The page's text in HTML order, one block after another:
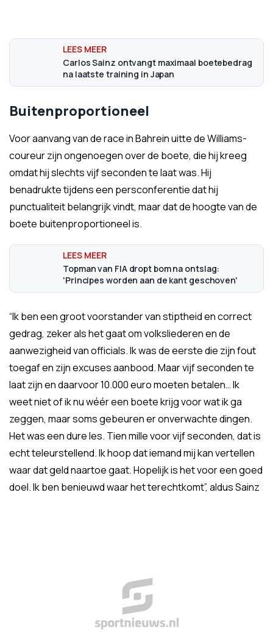
Carlos Sainz ontvangt maximaal boetebedrag
na laatste training in Japan
Buitenproportioneel
Voor aanvang van de race in Bahrein uitte de Williams-
coureur zijn ongenoegen over de boete, die hij kreeg
omdat hij slechts vijf seconden te laat was. Hij
benadrukte tijdens een persconferentie dat hij
punctualiteit belangrijk vindt, maar dat de hoogte van de
boete buitenproportioneel is.
Topman van FIA dropt bom na ontslag:
'Principes worden aan de kant geschoven'
“Ik ben een groot voorstander van stiptheid en correct
gedrag, zeker als het gaat om volksliederen en de
aanwezigheid van officials. Ik was de eerste die zijn fout
toegaf en zijn excuses aanbood. Maar vijf seconden te
laat zijn en daarvoor 10.000 euro moeten betalen… Ik
weet niet of ik nu wéér een boete krijg voor wat ik ga
zeggen, maar soms gebeuren er onverwachte dingen.
Het was een dure les. Tien mille voor vijf seconden, dat is
echt teleurstellend. Ik hoop dat iemand mij kan vertellen
waar dat geld naartoe gaat. Hopelijk is het voor een goed
doel. Ik ben benieuwd waar het terechtkomt”, aldus Sainz